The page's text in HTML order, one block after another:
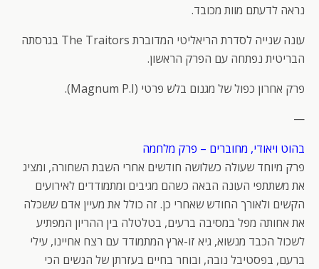
נראה לדעתם מוות מכובד.
עונה שנייה לסדרת הריאליטי המדוברת The Traitors בגרסתה
הבריטית נפתחה עם הפרק הראשון.
פרק אחרון כפול של מגנום בלש פרטי (Magnum P.I).
—
בהוט ויאודי, מחוברים – פרק מלחמה
פרק מיוחד שעולה כשלושה חודשים אחרי השבת השחורה, ומציג
את משתתפי העונה הבאה כשהם מגיבים ומתמודדים לאירועים
הקשים ולאורך החודש שאחרי כן. זה כולל את מעיין אדם ששכלה
את אחותה מפל במסיבה ברעים, בטלטלה בין ההריון המפתיע
לשכול הכבד מנשוא, גיא זו-ארץ המתמודד עם רצח אחיינו, עילי
ברעם, בפסטיבל נובה, ובוחר בחיים בעזרתן של הנשים הכי